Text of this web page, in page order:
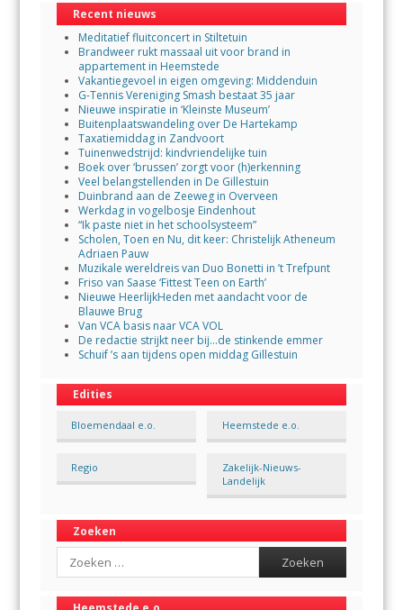
Recent nieuws
Meditatief fluitconcert in Stiltetuin
Brandweer rukt massaal uit voor brand in
appartement in Heemstede
Vakantiegevoel in eigen omgeving: Middenduin
G-Tennis Vereniging Smash bestaat 35 jaar
Nieuwe inspiratie in ‘Kleinste Museum’
Buitenplaatswandeling over De Hartekamp
Taxatiemiddag in Zandvoort
Tuinenwedstrijd: kindvriendelijke tuin
Boek over ‘brussen’ zorgt voor (h)erkenning
Veel belangstellenden in De Gillestuin
Duinbrand aan de Zeeweg in Overveen
Werkdag in vogelbosje Eindenhout
“Ik paste niet in het schoolsysteem”
Scholen, Toen en Nu, dit keer: Christelijk Atheneum
Adriaen Pauw
Muzikale wereldreis van Duo Bonetti in ’t Trefpunt
Friso van Saase ‘Fittest Teen on Earth’
Nieuwe HeerlijkHeden met aandacht voor de
Blauwe Brug
Van VCA basis naar VCA VOL
De redactie strijkt neer bij…de stinkende emmer
Schuif ’s aan tijdens open middag Gillestuin
Edities
Bloemendaal e.o. Heemstede e.o.
Regio
Zakelijk-Nieuws-
Landelijk
Zoeken
Search